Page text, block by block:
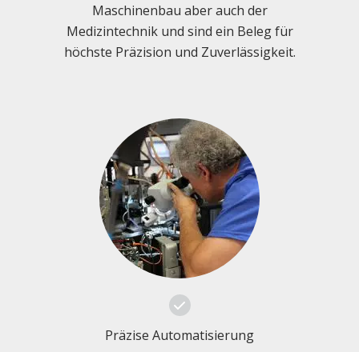
Maschinenbau aber auch der
Medizintechnik und sind ein Beleg für
höchste Präzision und Zuverlässigkeit.
Präzise Automatisierung